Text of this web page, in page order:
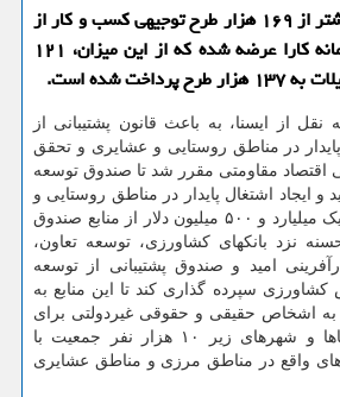
برپایه آخرین آمارها بیشتر از ۱۶۹ هزار طرح توجیهی كسب و كار از
جانب متقاضیان به سامانه كارا عرضه شده كه از این میزان، ۱۲۱
شده است.
از ایسنا، به باعث قانون پشتیبانی از
در مناطق روستایی و عشایری و تحقق
مقاومتی مقرر شد تا صندوق توسعه
و ایجاد اشتغال پایدار در مناطق روستایی و
عشایری، معادل ریالی یک میلیارد و ۵۰۰ میلیون دلار از منابع صندوق
نزد بانکهای کشاورزی، توسعه تعاون،
امید و صندوق پشتیبانی از توسعه
سپرده گذاری کند تا این منابع به
به اشخاص حقیقی و حقوقی غیردولتی برای
ایجاد اشتغال در روستاها و شهرهای زیر ۱۰ هزار نفر جمعیت با
واقع در مناطق مرزی و مناطق عشایری